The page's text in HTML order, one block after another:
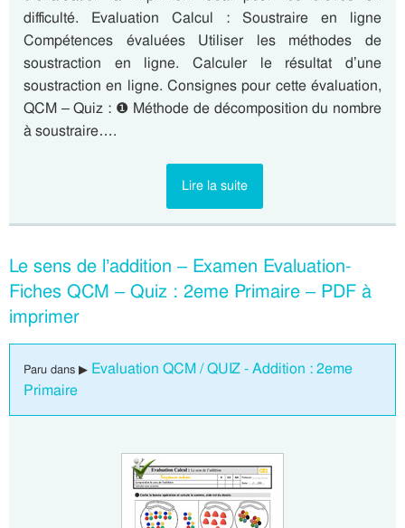
difficulté. Evaluation Calcul : Soustraire en ligne
Compétences évaluées Utiliser les méthodes de
soustraction en ligne. Calculer le résultat d’une
soustraction en ligne. Consignes pour cette évaluation,
QCM – Quiz : ❶ Méthode de décomposition du nombre
à soustraire….
Lire la suite
Le sens de l’addition – Examen Evaluation-
Fiches QCM – Quiz : 2eme Primaire – PDF à
imprimer
Paru dans ▶ Evaluation QCM / QUIZ - Addition : 2eme
Primaire